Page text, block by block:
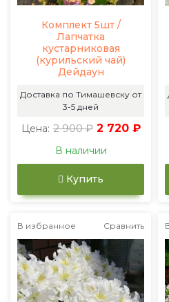
Комплект 5шт /
Лапчатка
кустарниковая
(курильский чай)
Дейдаун
Доставка по Тимашевску от
3-5 дней
Цена: 2 900 ₽ 2 720 ₽
В наличии
Купить
В избранное Сравнить